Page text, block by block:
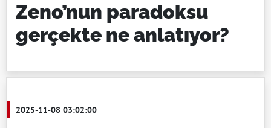
Zeno’nun paradoksu
gerçekte ne anlatıyor?
2025-11-08 03:02:00